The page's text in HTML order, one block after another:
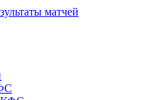
матчей